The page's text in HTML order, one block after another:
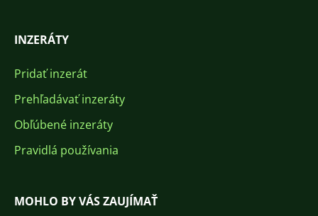
INZERÁTY
Pridať inzerát
Prehľadávať inzeráty
Obľúbené inzeráty
Pravidlá používania
MOHLO BY VÁS ZAUJÍMAŤ